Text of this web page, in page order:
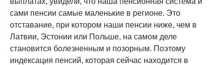
сами пенсии самые маленькие в регионе. Это
отставание, при котором наши пенсии ниже, чем в
Латвии, Эстонии или Польше, на самом деле
становится болезненным и позорным. Поэтому
индексация пенсий, которая сейчас находится в